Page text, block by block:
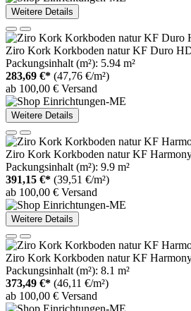
Weitere Details
Ziro Kork Korkboden natur KF Duro
Packungsinhalt (m²): 5.94 m²
283,69 €* (47,76 €/m²)
ab 100,00 € Versand
Weitere Details
Ziro Kork Korkboden natur KF
Packungsinhalt (m²): 9.9 m²
391,15 €* (39,51 €/m²)
ab 100,00 € Versand
Weitere Details
Ziro Kork Korkboden natur KF
Packungsinhalt (m²): 8.1 m²
373,49 €* (46,11 €/m²)
ab 100,00 € Versand